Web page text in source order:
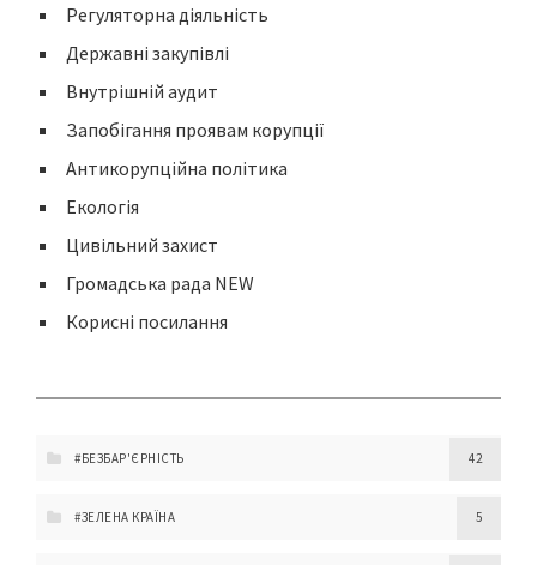
Регуляторна діяльність
Державні закупівлі
Внутрішній аудит
Запобігання проявам корупції
Антикорупційна політика
Екологія
Цивільний захист
Громадська рада NEW
Корисні посилання
#БЕЗБАР'ЄРНІСТЬ 42
#ЗЕЛЕНА КРАЇНА 5